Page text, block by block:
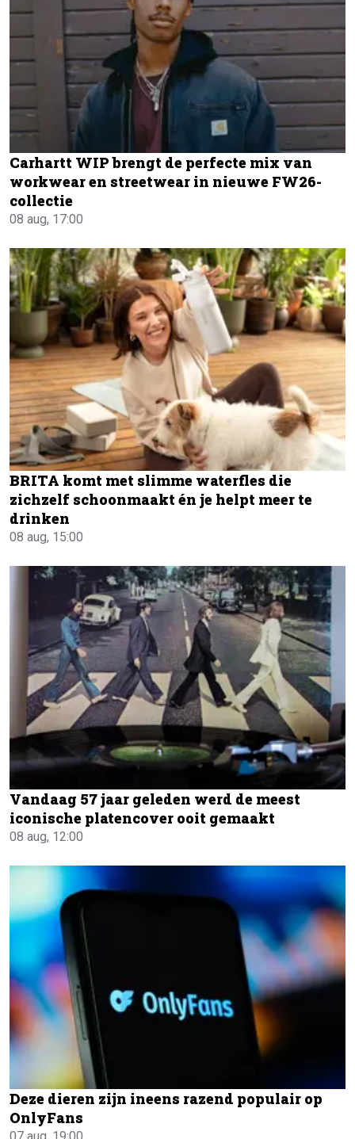
Carhartt WIP brengt de perfecte mix van
workwear en streetwear in nieuwe FW26-
collectie
08 aug, 17:00
BRITA komt met slimme waterfles die
zichzelf schoonmaakt én je helpt meer te
drinken
08 aug, 15:00
Vandaag 57 jaar geleden werd de meest
iconische platencover ooit gemaakt
08 aug, 12:00
Deze dieren zijn ineens razend populair op
OnlyFans
07 aug, 19:00